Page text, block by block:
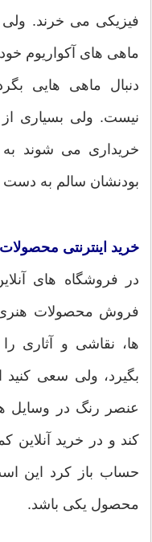
فیزیکی می خرند.
ماهی های آکواریوم
دنبال ماهی هایی
نیست. ولی بسیاری
خریداری می شوند
بودنشان سالم به دست
خرید اینترنتی
در فروشگاه های
فروش محصولات
ها، نقاشی و آثاری
بگیرد، ولی سعی کنید
عنصر رنگ در وسایل
کند و در خرید
حساب باز کرد این
محصول یکی باشد.